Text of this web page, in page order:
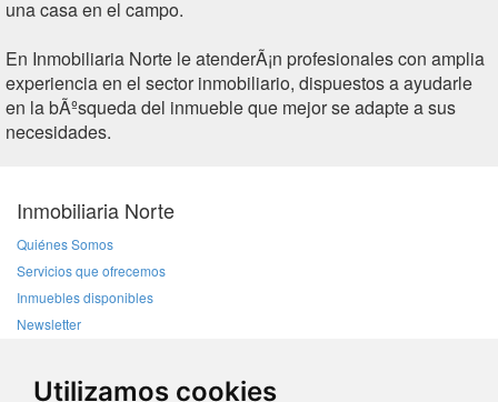
Utilizamos cookies
una casa en el campo.
En Inmobiliaria Norte le atenderÃ¡n profesionales con amplia
experiencia en el sector inmobiliario, dispuestos a ayudarle
en la bÃºsqueda del inmueble que mejor se adapte a sus
necesidades.
Inmobiliaria Norte
Quiénes Somos
Servicios que ofrecemos
Inmuebles disponibles
Newsletter